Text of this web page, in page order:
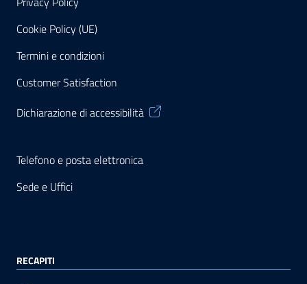
Cookie Policy (UE)
Termini e condizioni
Customer Satisfaction
Dichiarazione di accessibilità
Telefono e posta elettronica
Sede e Uffici
RECAPITI